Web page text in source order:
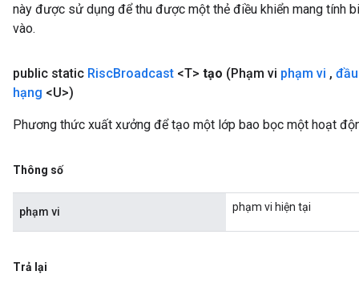
này được sử dụng để thu được một thẻ điều khiển mang tính
vào.
public static RiscBroadcast <T> tạo (Phạm vi phạm vi , đầu
hạng <U>)
Phương thức xuất xưởng để tạo một lớp bao bọc một hoạt
Thông số
phạm vi phạm vi hiện tại
Trả lại